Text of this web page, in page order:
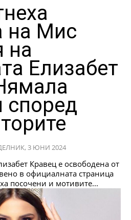
на Мис
на
Елизабет
според
3 ЮНИ 2024
Кравец е освободена от
в официалната страница
посочени и мотивите...